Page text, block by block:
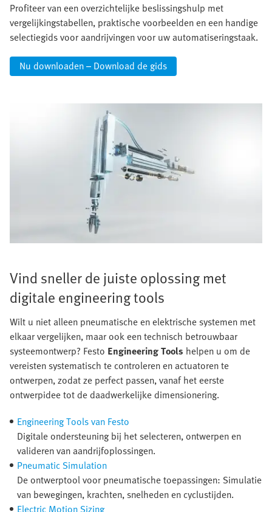
Profiteer van een overzichtelijke beslissingshulp met
vergelijkingstabellen, praktische voorbeelden en een handige
selectiegids voor aandrijvingen voor uw automatiseringstaak.
Nu downloaden – Download de gids
Vind sneller de juiste oplossing met
digitale engineering tools
Wilt u niet alleen pneumatische en elektrische systemen met
elkaar vergelijken, maar ook een technisch betrouwbaar
systeemontwerp? Festo Engineering Tools helpen u om de
vereisten systematisch te controleren en actuatoren te
ontwerpen, zodat ze perfect passen, vanaf het eerste
ontwerpidee tot de daadwerkelijke dimensionering.
Engineering Tools van Festo
Digitale ondersteuning bij het selecteren, ontwerpen en
valideren van aandrijfoplossingen.
Pneumatic Simulation
De ontwerptool voor pneumatische toepassingen: Simulatie
van bewegingen, krachten, snelheden en cyclustijden.
Electric Motion Sizing